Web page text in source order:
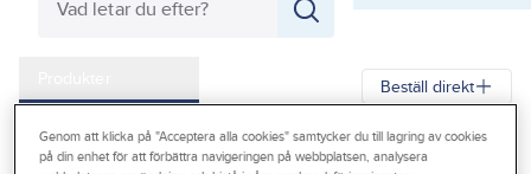
Outlet
Beställ direkt
Gelia Produkter Arbetsplats
Stegar
Genom att klicka på "Acceptera alla cookies" samtycker du till lagring av cookies
på din enhet för att förbättra navigeringen på webbplatsen, analysera